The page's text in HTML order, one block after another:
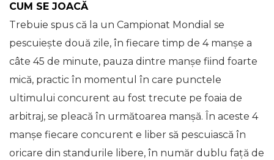
CUM SE JOACĂ
Trebuie spus că la un Campionat Mondial se
pescuiește două zile, în fiecare timp de 4 manșe a
câte 45 de minute, pauza dintre manșe fiind foarte
mică, practic în momentul în care punctele
ultimului concurent au fost trecute pe foaia de
arbitraj, se pleacă în următoarea manșă. În aceste 4
manșe fiecare concurent e liber să pescuiască în
oricare din standurile libere, în număr dublu față de